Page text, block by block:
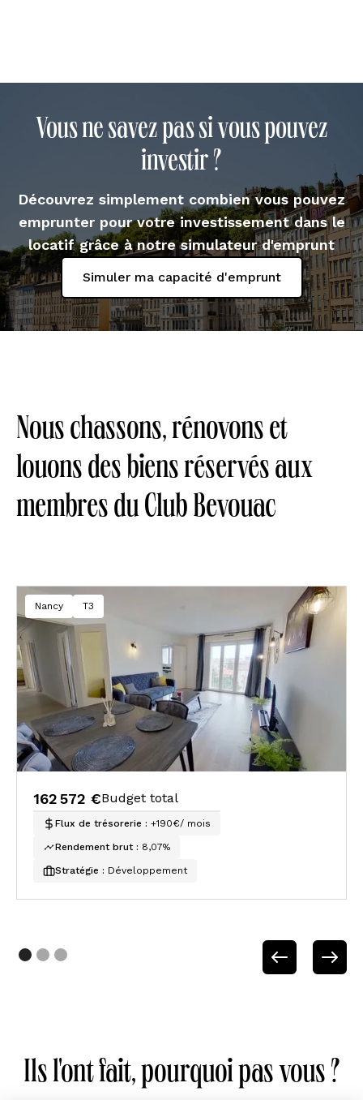
Vous ne savez pas si vous pouvez
investir ?
Découvrez simplement combien vous pouvez
emprunter pour votre investissement dans le
locatif grâce à notre simulateur d'emprunt
Simuler ma capacité d'emprunt
Nous chassons, rénovons et
louons des biens réservés aux
membres du Club Bevouac
Nancy T3
162 572 €Budget total
Flux de trésorerie : +190€/ mois
Rendement brut : 8,07%
Stratégie : Développement
Ils l'ont fait, pourquoi pas vous ?